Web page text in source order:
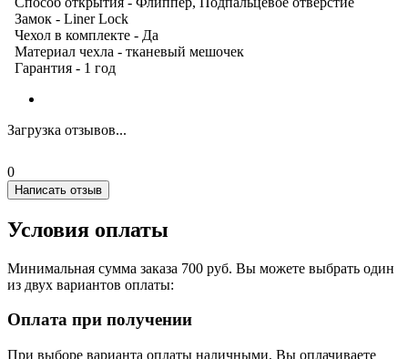
Замок - Liner Lock
Чехол в комплекте - Да
Материал чехла - тканевый мешочек
Гарантия - 1 год
Загрузка отзывов...
0
Написать отзыв
Условия оплаты
Минимальная сумма заказа 700 руб. Вы можете выбрать один
из двух вариантов оплаты:
Оплата при получении
При выборе варианта оплаты наличными, Вы оплачиваете